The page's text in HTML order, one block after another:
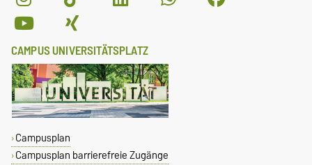
CAMPUS UNIVERSITÄTSPLATZ
Campusplan
Campusplan barrierefreie Zugänge